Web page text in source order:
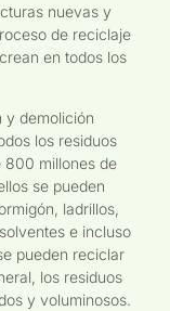
nuevas y
de reciclaje
en todos los
y demolición
los residuos
800 millones de
se pueden
ladrillos,
e incluso
pueden reciclar
los residuos
y voluminosos.